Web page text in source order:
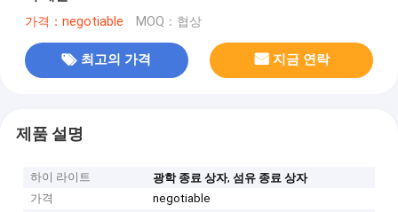
가격：negotiable MOQ：협상
최고의 가격 지금 연락
제품 설명
하이 라이트 광학 종료 상자,섬유 종료 상자
가격
negotiable